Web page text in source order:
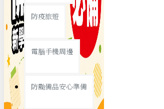
39元專區
節慶熱賣
防疫旅遊
電腦手機周邊
防颱備品安心準備